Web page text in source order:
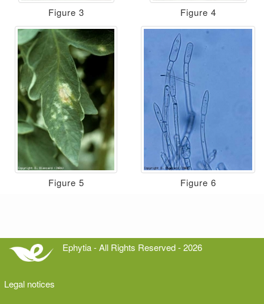
Figure 3 Figure 4
Figure 5 Figure 6
Ephytia - All Rights Reserved - 2026
Legal notices